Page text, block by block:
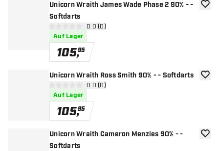
Unicorn Wraith James Wade Phase 2 90% - -
Softdarts
Bewertungsbereich öffnen
0 Bewertungssterne
0.0 (0)
Auf Lager
105,95
Zur
Unicorn Wraith Ross Smith 90% - - Softdarts
Bewertungsbereich öffnen
0 Bewertungssterne
0.0 (0)
Auf Lager
105,95
Zur
Unicorn Wraith Cameron Menzies 90% - -
Softdarts
Zur